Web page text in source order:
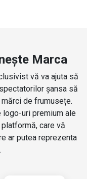
Marca
vă va ajuta să
șansa să
de frumusețe.
uri premium ale
care vă
ar putea reprezenta